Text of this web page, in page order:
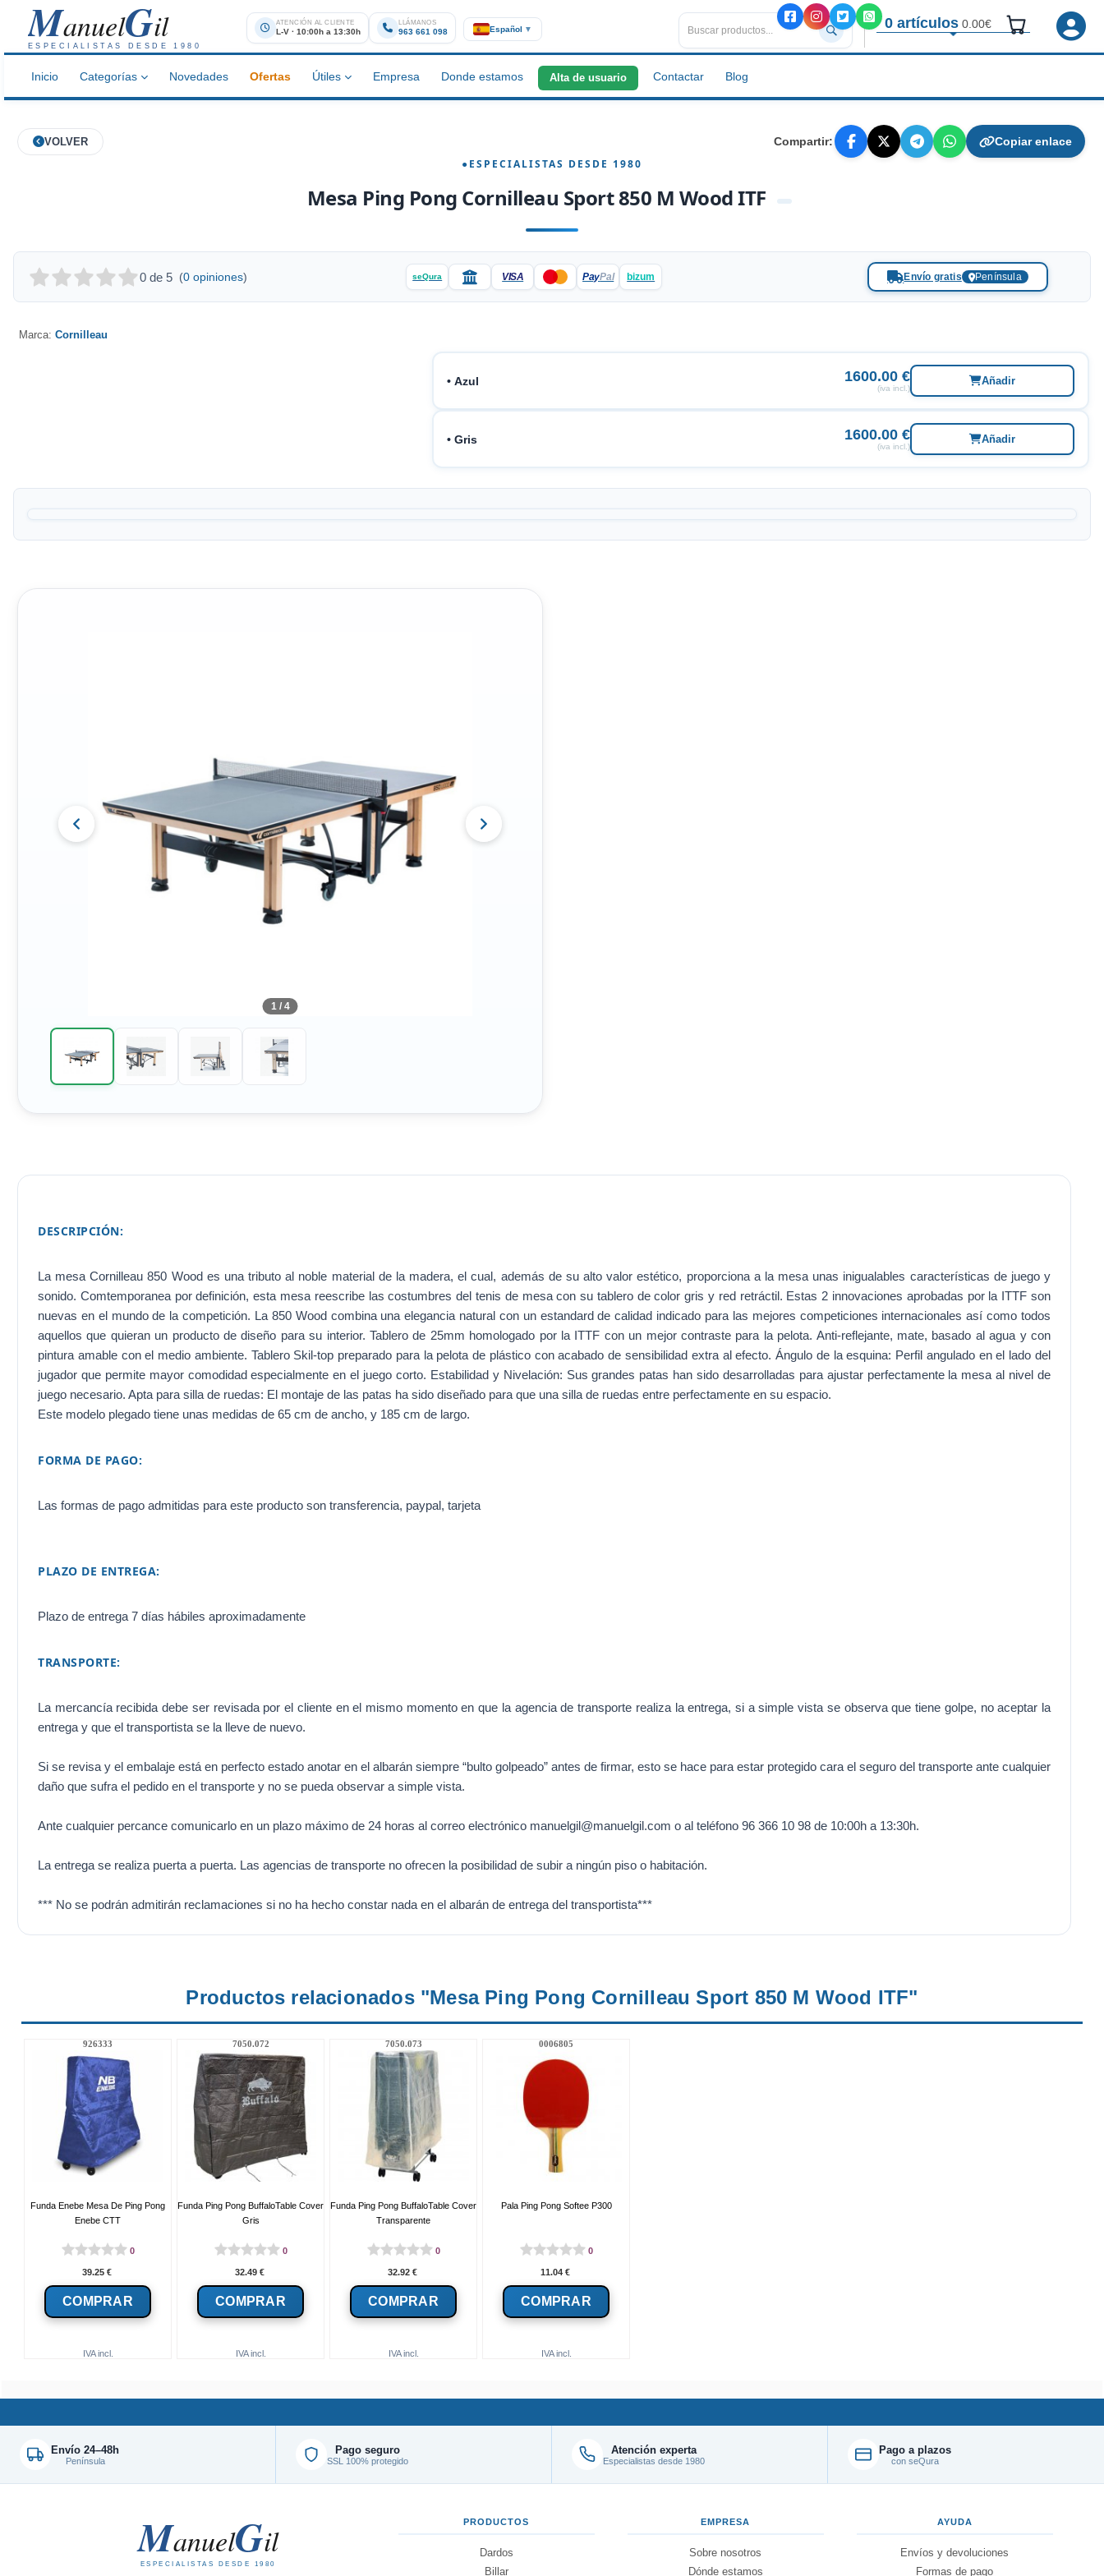
ManuelGil
ESPECIALISTAS DESDE 1980
ATENCIÓN AL CLIENTE
L-V · 10:00h a 13:30h
LLÁMANOS
963 661 098 Español ▼ 0 artículos 0.00€
Inicio Categorías Novedades Ofertas Útiles Empresa Donde estamos Alta de usuario Contactar Blog
VOLVER Compartir: Copiar enlace
• Azul 1600.00 €
(iva incl.)
Añadir
• Gris 1600.00 €
(iva incl.)
Añadir
0 de 5 (0 opiniones) seQura VISA PayPal bizum Envío gratis Península
Mesa Ping Pong Cornilleau Sport 850 M Wood ITF
Marca: Cornilleau
1 / 4
DESCRIPCIÓN:
La mesa Cornilleau 850 Wood es una tributo al noble material de la madera, el cual, además de su alto valor estético, proporciona a la mesa unas inigualables características de juego y
sonido. Comtemporanea por definición, esta mesa reescribe las costumbres del tenis de mesa con su tablero de color gris y red retráctil. Estas 2 innovaciones aprobadas por la ITTF son
nuevas en el mundo de la competición. La 850 Wood combina una elegancia natural con un estandard de calidad indicado para las mejores competiciones internacionales así como todos
aquellos que quieran un producto de diseño para su interior. Tablero de 25mm homologado por la ITTF con un mejor contraste para la pelota. Anti-reflejante, mate, basado al agua y con
pintura amable con el medio ambiente. Tablero Skil-top preparado para la pelota de plástico con acabado de sensibilidad extra al efecto. Ángulo de la esquina: Perfil angulado en el lado del
jugador que permite mayor comodidad especialmente en el juego corto. Estabilidad y Nivelación: Sus grandes patas han sido desarrolladas para ajustar perfectamente la mesa al nivel de
juego necesario. Apta para silla de ruedas: El montaje de las patas ha sido diseñado para que una silla de ruedas entre perfectamente en su espacio.
Este modelo plegado tiene unas medidas de 65 cm de ancho, y 185 cm de largo.
FORMA DE PAGO:
Las formas de pago admitidas para este producto son transferencia, paypal, tarjeta
PLAZO DE ENTREGA:
Plazo de entrega 7 días hábiles aproximadamente
TRANSPORTE:
La mercancía recibida debe ser revisada por el cliente en el mismo momento en que la agencia de transporte realiza la entrega, si a simple vista se observa que tiene golpe, no aceptar la
entrega y que el transportista se la lleve de nuevo.
Si se revisa y el embalaje está en perfecto estado anotar en el albarán siempre “bulto golpeado” antes de firmar, esto se hace para estar protegido cara el seguro del transporte ante cualquier
daño que sufra el pedido en el transporte y no se pueda observar a simple vista.
Ante cualquier percance comunicarlo en un plazo máximo de 24 horas al correo electrónico manuelgil@manuelgil.com o al teléfono 96 366 10 98 de 10:00h a 13:30h.
La entrega se realiza puerta a puerta. Las agencias de transporte no ofrecen la posibilidad de subir a ningún piso o habitación.
*** No se podrán admitirán reclamaciones si no ha hecho constar nada en el albarán de entrega del transportista***
Productos relacionados "Mesa Ping Pong Cornilleau Sport 850 M Wood ITF"
IVA incl.
926333
Funda Enebe Mesa De Ping Pong
Enebe CTT
0
39.25 €
IVA incl.
7050.072
Funda Ping Pong BuffaloTable Cover
Gris
0
32.49 €
IVA incl.
7050.073
Funda Ping Pong BuffaloTable Cover
Transparente
0
32.92 €
IVA incl.
0006805
Pala Ping Pong Softee P300
0
11.04 €
Envío 24–48h
Península
Pago seguro
SSL 100% protegido
Atención experta
Especialistas desde 1980
Pago a plazos
con seQura
ManuelGil
ESPECIALISTAS DESDE 1980
PRODUCTOS
Dardos
Billar
EMPRESA
Sobre nosotros
Dónde estamos
AYUDA
Envíos y devoluciones
Formas de pago